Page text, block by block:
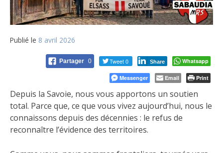
Publié le 8 avril 2026
Partager 0 Tweet 0 Share Whatsapp
Messenger Email Print
Depuis la Savoie, nous vous apportons un soutien
total. Parce que, ce que vous vivez aujourd’hui, nous le
connaissons depuis des décennies : le refus de
reconnaître l’évidence des territoires.